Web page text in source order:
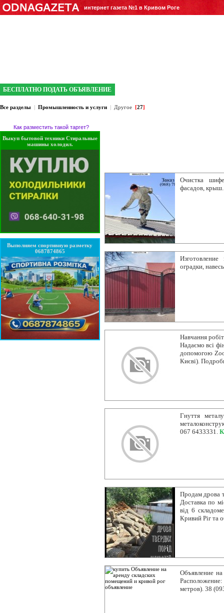
интернет газета №1 в Кривом Роге
БЕСПЛАТНО ПОДАТЬ ОБЪЯВЛЕНИЕ
Все разделы | Промышленность и услуги | Другое [27]
Как разместить такой таргет?
Выкуп бытовой техники Стиральные
машины холодил.
Выполняем спортивную разметку
0687874865
Очистка
фасадов,
оградки,
Навчання
Надаємо всі
допомогою
Києві).
Гнуття
067 6433331.
Продам дрова
Доставка по
від 6
Кривий Ріг та
Объявление
метров). 38